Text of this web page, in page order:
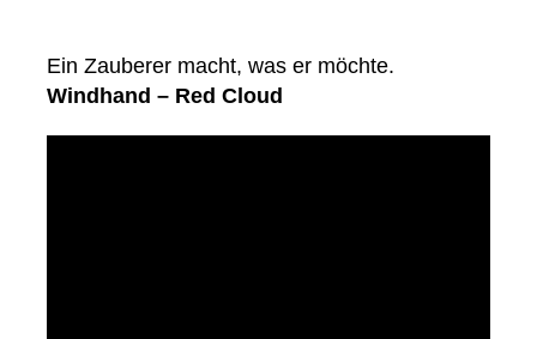
Ein Zauberer macht, was er möchte.
Windhand – Red Cloud